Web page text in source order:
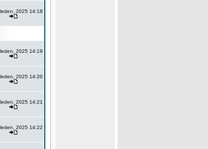
2025 14:18
2025 14:19
2025 14:20
2025 14:21
2025 14:22